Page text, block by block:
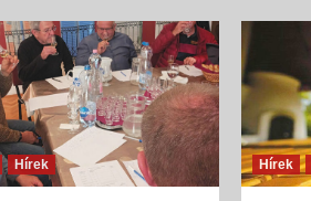
Hírek Hírek